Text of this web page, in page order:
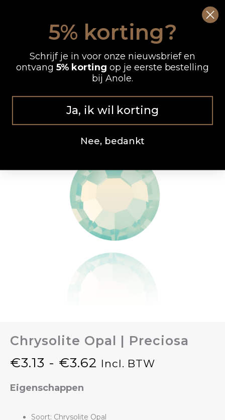
inhoud
Chrysolite Opal | Preciosa
€3.13 - €3.62 Prijsklasse:
tot
Incl. BTW
Eigenschappen
Soort: Chrysolite Opal
5% korting?
Schrijf je in voor onze nieuwsbrief en
ontvang 5% korting op je eerste bestelling
bij Anole.
Ja, ik wil korting
Nee, bedankt